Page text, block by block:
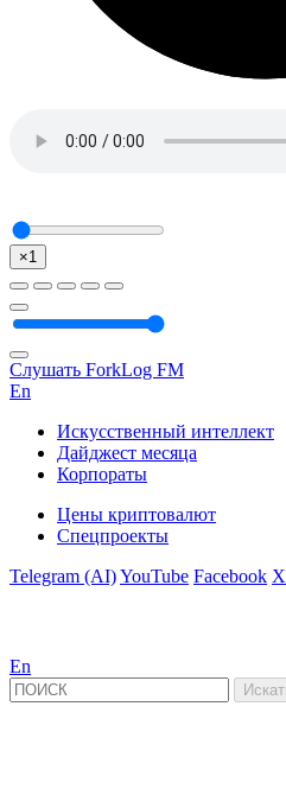
×1
Слушать ForkLog FM
En
Искусственный интеллект
Дайджест месяца
Корпораты
Цены криптовалют
Спецпроекты
Telegram (AI)YouTube Facebook X
En